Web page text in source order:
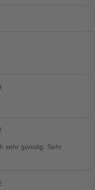
sehr günstig. Sehr